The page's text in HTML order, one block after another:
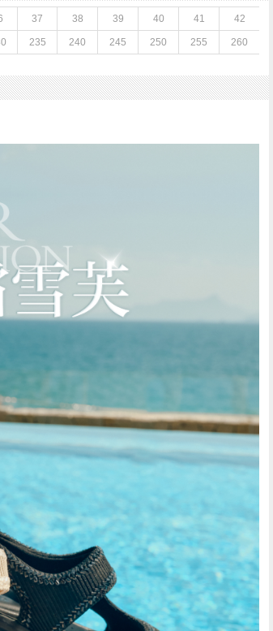
参考鞋宽(女)：10.5CM
色系：杏色
流行元素：水钻
37 38 39 40 41 42
235 240 245 250 255 260